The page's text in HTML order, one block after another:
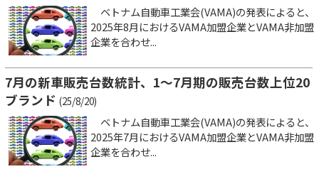
ベトナム自動車工業会(VAMA)の発表によると、
2025年8月におけるVAMA加盟企業とVAMA非加盟
企業を合わせ...
7月の新車販売台数統計、1～7月期の販売台数上位20
ブランド (25/8/20)
ベトナム自動車工業会(VAMA)の発表によると、
2025年7月におけるVAMA加盟企業とVAMA非加盟
企業を合わせ...